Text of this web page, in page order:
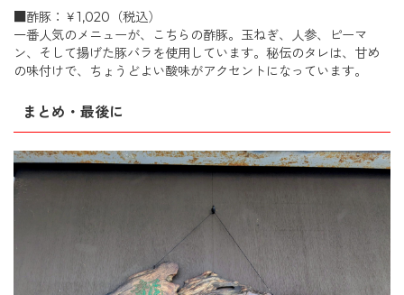
■酢豚：￥1,020（税込）
一番人気のメニューが、こちらの酢豚。玉ねぎ、人参、ピーマ
ン、そして揚げた豚バラを使用しています。秘伝のタレは、甘め
の味付けで、ちょうどよい酸味がアクセントになっています。
まとめ・最後に